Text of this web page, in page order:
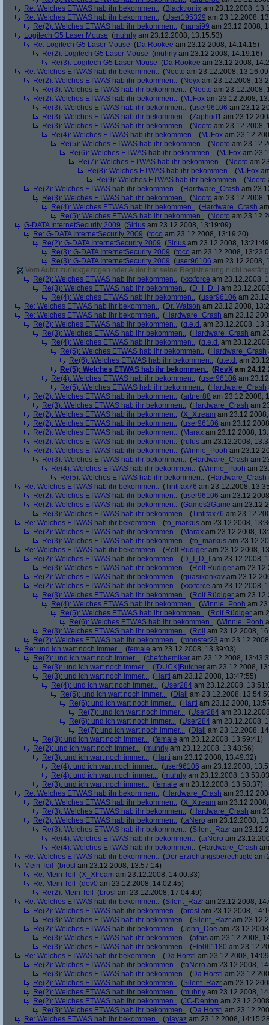
Re: Welches ETWAS hab ihr bekommen.. (Blacktronix am 23.12.2008,
Re: Welches ETWAS hab ihr bekommen.. (User195329 am 23.12.2008,
Re(2): Welches ETWAS hab ihr bekommen.. (hansi99 am 23.12.2008,
Logitech G5 Laser Mouse (muhrly am 23.12.2008, 13:15:53)
Re: Logitech G5 Laser Mouse (Da Rookee am 23.12.2008, 14:14:15)
Re(2): Logitech G5 Laser Mouse (muhrly am 23.12.2008, 14:19:16)
Re(3): Logitech G5 Laser Mouse (Da Rookee am 23.12.2008,
Re: Welches ETWAS hab ihr bekommen.. (Nooto am 23.12.2008,
Re(2): Welches ETWAS hab ihr bekommen.. (Noyx am 23.12.2008,
Re(3): Welches ETWAS hab ihr bekommen.. (Nooto am 23.12.2008,
Re(2): Welches ETWAS hab ihr bekommen.. (MJFox am 23.12.2008,
Re(3): Welches ETWAS hab ihr bekommen.. (user96106 am
Re(3): Welches ETWAS hab ihr bekommen.. (Zaphod1 am
Re(3): Welches ETWAS hab ihr bekommen.. (Nooto am 23.12.2008,
Re(4): Welches ETWAS hab ihr bekommen.. (MJFox am
Re(5): Welches ETWAS hab ihr bekommen.. (Nooto am
Re(6): Welches ETWAS hab ihr bekommen.. (MJFox am
Re(7): Welches ETWAS hab ihr bekommen.. (Nooto am
Re(8): Welches ETWAS hab ihr bekommen.. (MJFox
Re(9): Welches ETWAS hab ihr bekommen.. (Nooto
Re(2): Welches ETWAS hab ihr bekommen.. (Hardware_Crash am
Re(3): Welches ETWAS hab ihr bekommen.. (Nooto am 23.12.2008,
Re(4): Welches ETWAS hab ihr bekommen.. (Hardware_Crash
Re(5): Welches ETWAS hab ihr bekommen.. (Nooto am
G-DATA InternetSecurity 2009 (Sirius am 23.12.2008, 13:19:09)
Re: G-DATA InternetSecurity 2009 (toco am 23.12.2008, 13:19:20)
Re(2): G-DATA InternetSecurity 2009 (Sirius am 23.12.2008,
Re(3): G-DATA InternetSecurity 2009 (toco am 23.12.2008,
Re(3): G-DATA InternetSecurity 2009 (user96106 am 23.12.2008,
Vom Autor zurückgezogen oder Autor hat seine Registrierung nicht
Re(2): Welches ETWAS hab ihr bekommen.. (xxxforce am 23.12.2008,
Re(3): Welches ETWAS hab ihr bekommen.. (D_I_D_I
am
Re(4): Welches ETWAS hab ihr bekommen.. (user96106 am
Re: Welches ETWAS hab ihr bekommen.. (Dr. Watson am 23.12.2008,
Re: Welches ETWAS hab ihr bekommen.. (Hardware_Crash am
Re(2): Welches ETWAS hab ihr bekommen.. (q.e.d. am 23.12.2008,
Re(3): Welches ETWAS hab ihr bekommen.. (Hardware_Crash am
Re(4): Welches ETWAS hab ihr bekommen.. (q.e.d. am
Re(5): Welches ETWAS hab ihr bekommen.. (Hardware_Crash
Re(6): Welches ETWAS hab ihr bekommen.. (q.e.d. am
Re(5): Welches ETWAS hab ihr bekommen.. (RevX am
Re(4): Welches ETWAS hab ihr bekommen.. (user96106 am
Re(5): Welches ETWAS hab ihr bekommen.. (Hardware_Crash
Re(2): Welches ETWAS hab ihr bekommen.. (artner88 am 23.12.2008,
Re(3): Welches ETWAS hab ihr bekommen.. (Hardware_Crash am
Re(2): Welches ETWAS hab ihr bekommen.. (X_Xtream am
Re(2): Welches ETWAS hab ihr bekommen.. (user96106 am
Re(2): Welches ETWAS hab ihr bekommen.. (Marax am 23.12.2008,
Re(2): Welches ETWAS hab ihr bekommen.. (rufus am 23.12.2008,
Re(2): Welches ETWAS hab ihr bekommen.. (Winnie_Pooh am
Re(3): Welches ETWAS hab ihr bekommen.. (Hardware_Crash am
Re(4): Welches ETWAS hab ihr bekommen.. (Winnie_Pooh am
Re(5): Welches ETWAS hab ihr bekommen.. (Hardware_Crash
Re: Welches ETWAS hab ihr bekommen.. (Tintifax76 am 23.12.2008,
Re(2): Welches ETWAS hab ihr bekommen.. (user96106 am
Re(2): Welches ETWAS hab ihr bekommen.. (Games2Game am
Re(3): Welches ETWAS hab ihr bekommen.. (Tintifax76 am
Re: Welches ETWAS hab ihr bekommen.. (to_markus am 23.12.2008,
Re(2): Welches ETWAS hab ihr bekommen.. (Marax am 23.12.2008,
Re(3): Welches ETWAS hab ihr bekommen.. (to_markus am
Re: Welches ETWAS hab ihr bekommen.. (Rolf Rüdiger am 23.12.2008,
Re(2): Welches ETWAS hab ihr bekommen.. (D_I_D_I
am 23.12.2008,
Re(3): Welches ETWAS hab ihr bekommen.. (Rolf Rüdiger am
Re(2): Welches ETWAS hab ihr bekommen.. (quasikonkav am
Re(2): Welches ETWAS hab ihr bekommen.. (xxxforce am 23.12.2008,
Re(3): Welches ETWAS hab ihr bekommen.. (Rolf Rüdiger am
Re(4): Welches ETWAS hab ihr bekommen.. (Winnie_Pooh am
Re(5): Welches ETWAS hab ihr bekommen.. (Rolf Rüdiger am
Re(6): Welches ETWAS hab ihr bekommen.. (Winnie_Pooh
Re(3): Welches ETWAS hab ihr bekommen.. (Roli am 23.12.2008,
Re(2): Welches ETWAS hab ihr bekommen.. (monster23 am
Re: und ich wart noch immer... (female am 23.12.2008, 13:39:03)
Re(2): und ich wart noch immer... (chefchemiker am 23.12.2008,
Re(3): und ich wart noch immer... ([DUCK]Butcher am 23.12.2008,
Re(3): und ich wart noch immer... (Harti am 23.12.2008, 13:47:55)
Re(4): und ich wart noch immer... (User284 am 23.12.2008,
Re(5): und ich wart noch immer... (Diall
am 23.12.2008,
Re(6): und ich wart noch immer... (Harti am 23.12.2008,
Re(7): und ich wart noch immer... (User284 am
Re(6): und ich wart noch immer... (User284 am 23.12.2008,
Re(7): und ich wart noch immer... (Diall
am 23.12.2008,
Re(3): und ich wart noch immer... (female am 23.12.2008, 13:59:41)
Re(2): und ich wart noch immer... (muhrly am 23.12.2008, 13:48:56)
Re(3): und ich wart noch immer... (Harti am 23.12.2008, 13:49:32)
Re(4): und ich wart noch immer... (user96106 am 23.12.2008,
Re(4): und ich wart noch immer... (muhrly am 23.12.2008,
Re(3): und ich wart noch immer... (female am 23.12.2008, 13:58:37)
Re: Welches ETWAS hab ihr bekommen.. (Hardware_Crash am
Re(2): Welches ETWAS hab ihr bekommen.. (X_Xtream am
Re(3): Welches ETWAS hab ihr bekommen.. (Hardware_Crash am
Re(2): Welches ETWAS hab ihr bekommen.. (taNero am 23.12.2008,
Re(3): Welches ETWAS hab ihr bekommen.. (Silent_Razr am
Re(4): Welches ETWAS hab ihr bekommen.. (taNero am
Re(4): Welches ETWAS hab ihr bekommen.. (Hardware_Crash
Re: Welches ETWAS hab ihr bekommen.. (Der Erziehungsberechtigte am
Mein Teil
(brösl am 23.12.2008, 13:57:14)
Re: Mein Teil
(X_Xtream am 23.12.2008, 14:00:33)
Re: Mein Teil
(dev0 am 23.12.2008, 14:02:45)
Re(2): Mein Teil
(brösl am 23.12.2008, 17:04:49)
Re: Welches ETWAS hab ihr bekommen.. (Silent_Razr am 23.12.2008,
Re(2): Welches ETWAS hab ihr bekommen.. (brösl am 23.12.2008,
Re(3): Welches ETWAS hab ihr bekommen.. (Silent_Razr am
Re(2): Welches ETWAS hab ihr bekommen.. (John_Doe am
Re(3): Welches ETWAS hab ihr bekommen.. (athis am 23.12.2008,
Re(3): Welches ETWAS hab ihr bekommen.. (Flo061180 am
Re: Welches ETWAS hab ihr bekommen.. (Da Horstl am 23.12.2008,
Re(2): Welches ETWAS hab ihr bekommen.. (taNero am 23.12.2008,
Re(3): Welches ETWAS hab ihr bekommen.. (Da Horstl am
Re(2): Welches ETWAS hab ihr bekommen.. (Silent_Razr am
Re(2): Welches ETWAS hab ihr bekommen.. (muhrly am 23.12.2008,
Re(2): Welches ETWAS hab ihr bekommen.. (JC-Denton am
Re(3): Welches ETWAS hab ihr bekommen.. (Da Horstl am
Re: Welches ETWAS hab ihr bekommen.. (playaz am 23.12.2008,